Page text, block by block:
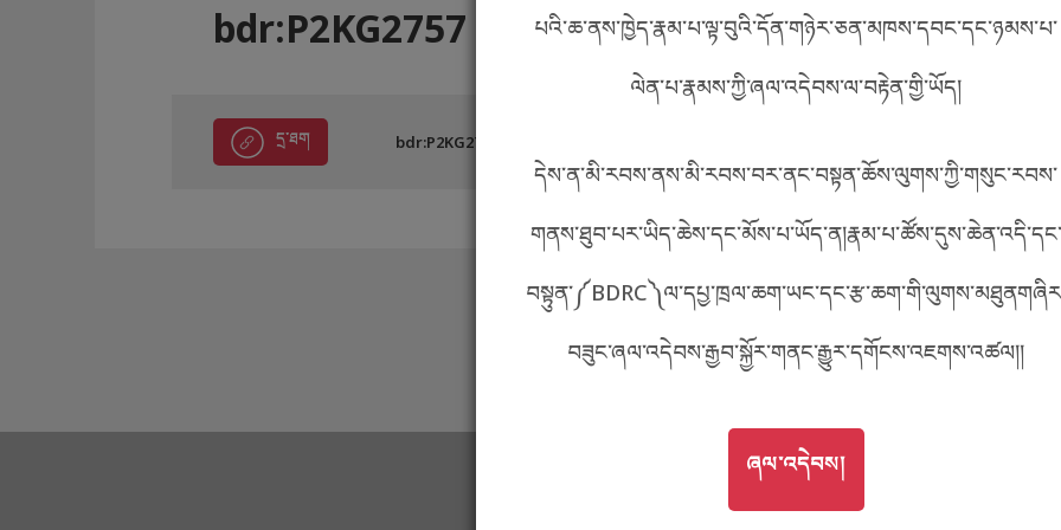
བོད་ཡིག
English
ភាសាខ្មែរ
པའི་ཆ་ནས་ཁྱེད་རྣམ་པ་ལྟ་བུའི་དོན་གཉེར་ཅན་མཁས་དབང་དང་ཉམས་པ་
ལེན་པ་རྣམས་ཀྱི་ཞལ་འདེབས་ལ་བརྟེན་གྱི་ཡོད།
དེས་ན་མི་རབས་ནས་མི་རབས་བར་ནང་བསྟན་ཆོས་ལུགས་ཀྱི་གསུང་རབས་
གནས་ཐུབ་པར་ཡིད་ཆེས་དང་མོས་པ་ཡོད་ན།རྣམ་པ་ཚོས་དུས་ཆེན་འདི་དང་
བཟུང་ཞལ་འདེབས་རྒྱབ་སྐྱོར་གནང་རྒྱུར་དགོངས་འཇགས་འཚལ།།
GO TOཞལ་འདེབས།
ཞལ་འདེབས།
bdr:P2KG2757
དྲ་ཐག bdr:P2KG2757